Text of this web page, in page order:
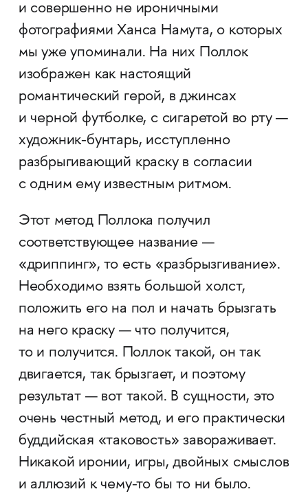
и совершенно не ироничными
фотографиями Ханса Намута, о которых
мы уже упоминали. На них Поллок
изображен как настоящий
романтический герой, в джинсах
и черной футболке, с сигаретой во рту —
художник-бунтарь, исступленно
разбрыгивающий краску в согласии
с одним ему известным ритмом.
Этот метод Поллока получил
соответствующее название —
«дриппинг», то есть «разбрызгивание».
Необходимо взять большой холст,
положить его на пол и начать брызгать
на него краску — что получится,
то и получится. Поллок такой, он так
двигается, так брызгает, и поэтому
результат — вот такой. В сущности, это
очень честный метод, и его практически
буддийская «таковость» завораживает.
Никакой иронии, игры, двойных смыслов
и аллюзий к чему-то бы то ни было.